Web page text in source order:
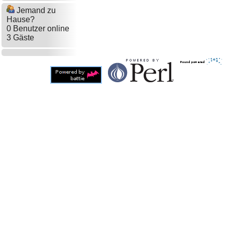
Jemand zu
Hause?
0 Benutzer online
3 Gäste